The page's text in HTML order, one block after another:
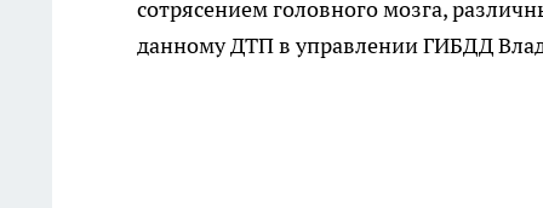
сотрясением головного мозга,
данному ДТП в управлении ГИБДД